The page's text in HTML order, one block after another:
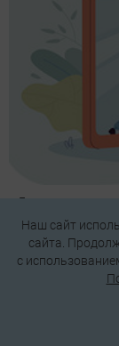
5 основных
которые
Наш сайт
сайта.
c